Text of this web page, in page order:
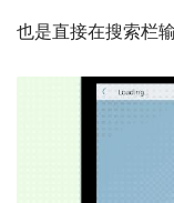
也是直接在搜索栏